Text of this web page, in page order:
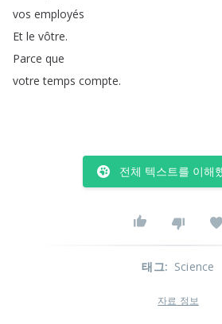
vos employés
Et le vôtre.
Parce que
votre temps compte.
전체 텍스트를 이해
태그: Science
자료 정보